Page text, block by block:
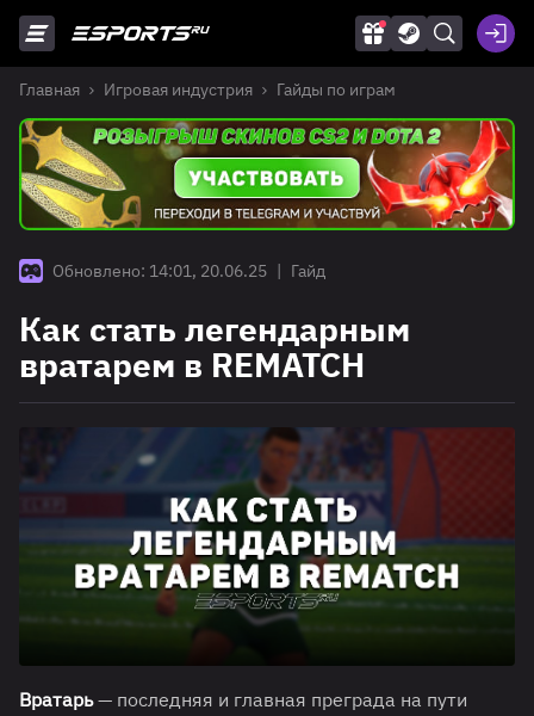
Главная Игровая индустрия Гайды по играм
Обновлено: 14:01, 20.06.25 | Гайд
Как стать легендарным
вратарем в REMATCH
Вратарь— последняя и главная преграда на пути